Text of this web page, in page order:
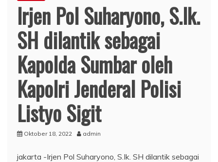
Irjen Pol Suharyono, S.Ik.
SH dilantik sebagai
Kapolda Sumbar oleh
Kapolri Jenderal Polisi
Listyo Sigit
Oktober 18, 2022 admin
jakarta -Irjen Pol Suharyono, S.Ik. SH dilantik sebagai